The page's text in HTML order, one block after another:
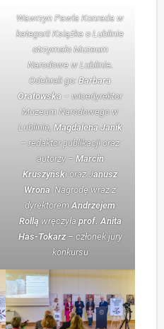
Wawrzyn Pawła Konrada w
kategorii Książka o Lublinie
otrzymało Muzeum
Narodowe w Lublinie.
Odebrali go:Barbara
Oratowska – wicedyrektor
Muzeum Narodowego w
Lublinie,Magdalena Janik
– redaktor publikacji oraz
autorzy –Marcin
Kruszyński oraz Janusz
Wrona . Nagrodę wraz z
dyrektoremAndrzejem
Rolląwręczyłaprof. Anita
Has-Tokarz – członek jury
konkursu